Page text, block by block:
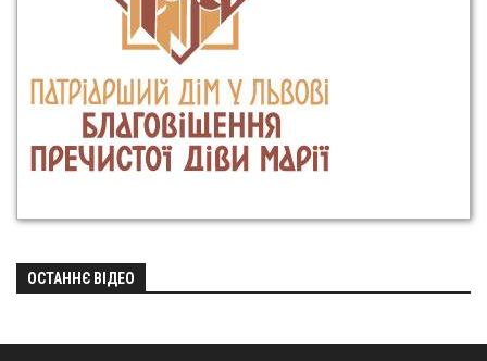
ОСТАННЄ ВІДЕО